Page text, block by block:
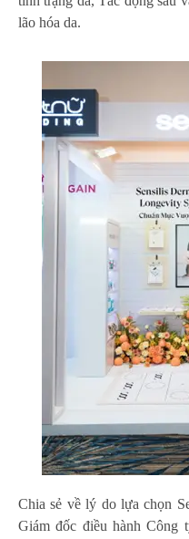
lão hóa da.
Chia sẻ về lý do lựa chọn
Giám đốc điều hành Công